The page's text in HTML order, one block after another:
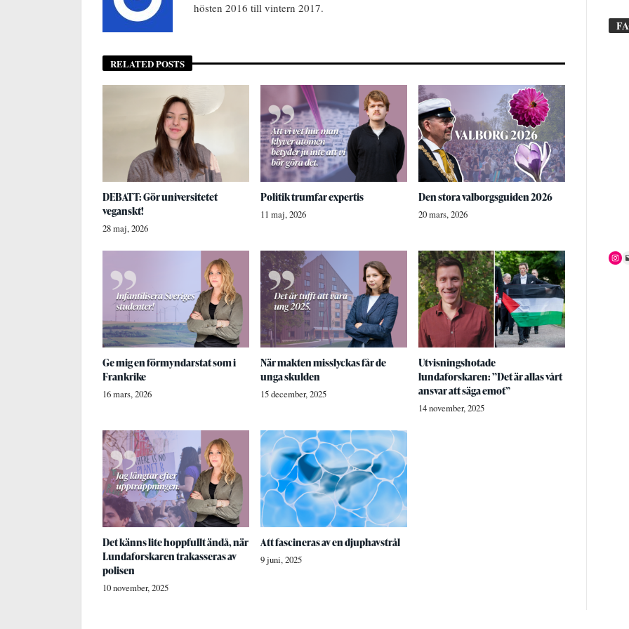
hösten 2016 till vintern 2017.
RELATED POSTS
DEBATT: Gör universitetet
veganskt!
28 maj, 2026
Politik trumfar expertis
11 maj, 2026
Den stora valborgsguiden 2026
20 mars, 2026
Ge mig en förmyndarstat som i
Frankrike
16 mars, 2026
När makten misslyckas får de
unga skulden
15 december, 2025
Utvisningshotade
lundaforskaren: ”Det är allas vårt
ansvar att säga emot”
14 november, 2025
Det känns lite hoppfullt ändå, när
Lundaforskaren trakasseras av
polisen
10 november, 2025
Att fascineras av en djuphavstrål
9 juni, 2025